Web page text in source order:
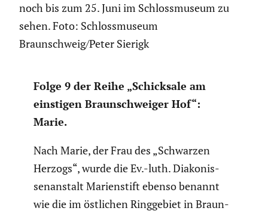
noch bis zum 25. Juni im Schlossmuseum zu
sehen. Foto: Schlossmuseum
Braunschweig/Peter Sierigk
Folge 9 der Reihe „Schick­sale am
einstigen Braun­schweiger Hof“:
Marie.
Nach Marie, der Frau des „Schwarzen
Herzogs“, wurde die Ev.-luth. Diako­nis­
sen­an­stalt Marien­stift ebenso benannt
wie die im östlichen Ringge­biet in Braun­